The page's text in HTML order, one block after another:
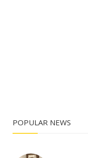
POPULAR NEWS